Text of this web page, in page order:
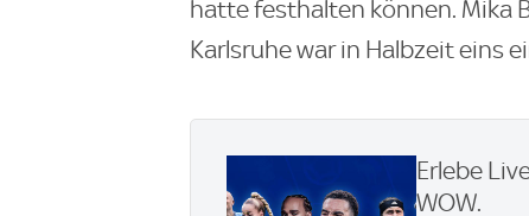
hatte festhalten können. Mika
Karlsruhe war in Halbzeit eins
Erlebe
WOW.